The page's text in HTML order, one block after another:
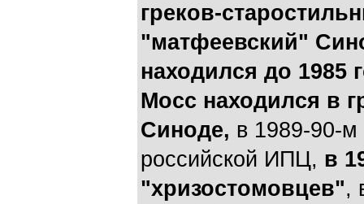
греков-
"матфеевский"
находился до 1985
Мосс находился в
Синоде, в 1989-90-м
российской ИПЦ, в
"хризостомовцев",